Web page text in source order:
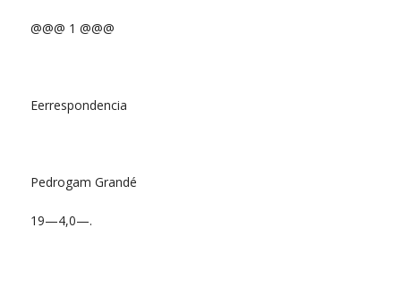
@@@ 1 @@@
Eerrespondencia
Pedrogam Grandé
19—4,0—.